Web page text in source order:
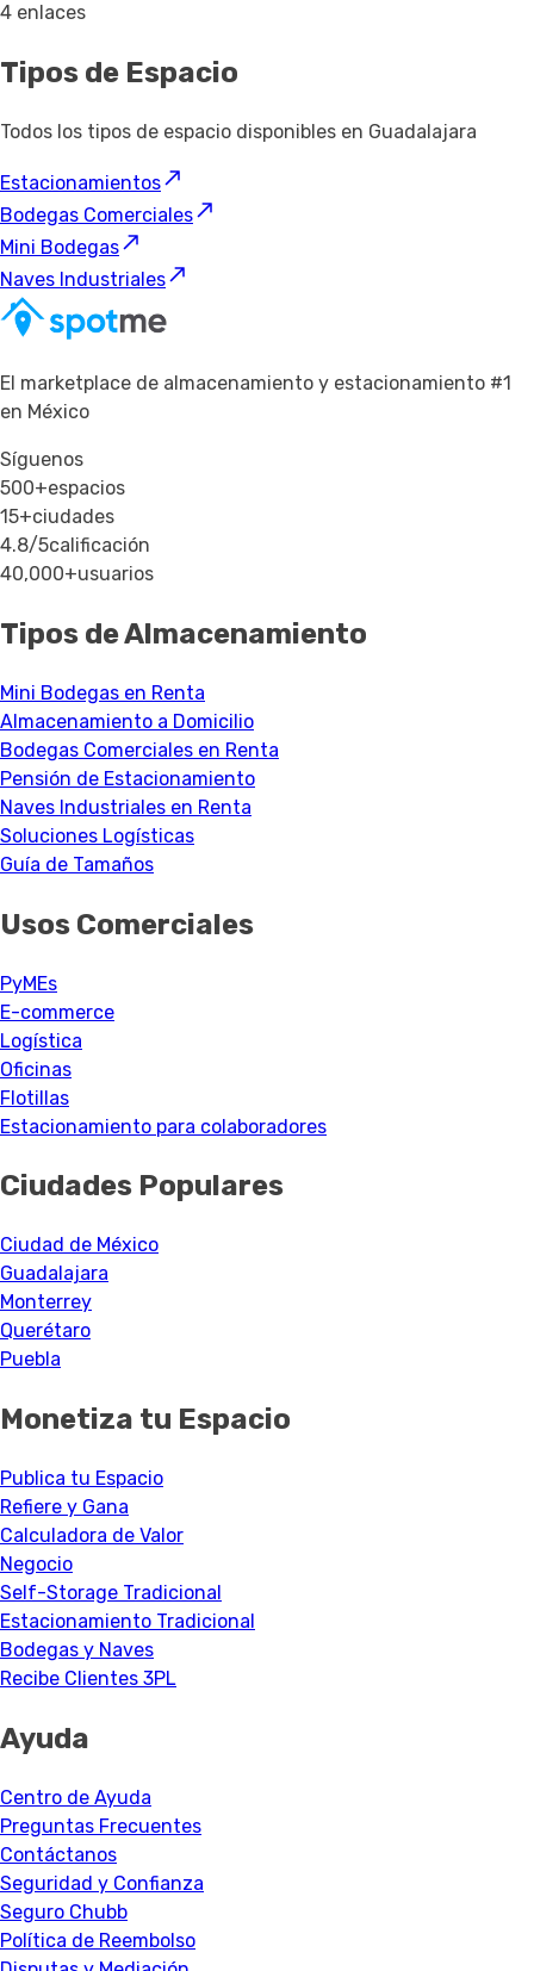
4 enlaces
Tipos de Espacio
Todos los tipos de espacio disponibles en Guadalajara
Estacionamientos
Bodegas Comerciales
Mini Bodegas
Naves Industriales
El marketplace de almacenamiento y estacionamiento #1
en México
Síguenos
500+espacios
15+ciudades
4.8/5calificación
40,000+usuarios
Tipos de Almacenamiento
Mini Bodegas en Renta
Almacenamiento a Domicilio
Bodegas Comerciales en Renta
Pensión de Estacionamiento
Naves Industriales en Renta
Soluciones Logísticas
Guía de Tamaños
Usos Comerciales
PyMEs
E-commerce
Logística
Oficinas
Flotillas
Estacionamiento para colaboradores
Ciudades Populares
Ciudad de México
Guadalajara
Monterrey
Querétaro
Puebla
Monetiza tu Espacio
Publica tu Espacio
Refiere y Gana
Calculadora de Valor
Negocio
Self-Storage Tradicional
Estacionamiento Tradicional
Bodegas y Naves
Recibe Clientes 3PL
Ayuda
Centro de Ayuda
Preguntas Frecuentes
Contáctanos
Seguridad y Confianza
Seguro Chubb
Política de Reembolso